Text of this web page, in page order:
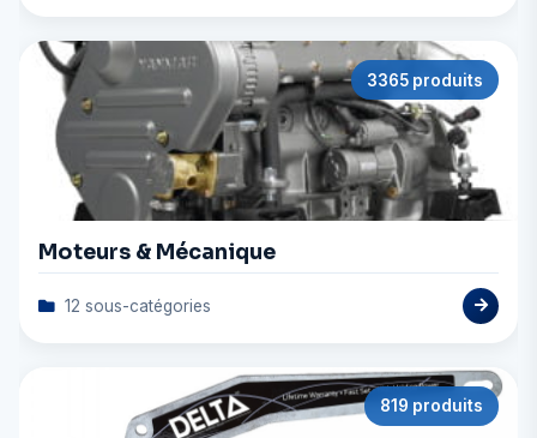
3365 produits
Moteurs & Mécanique
12 sous-catégories
819 produits